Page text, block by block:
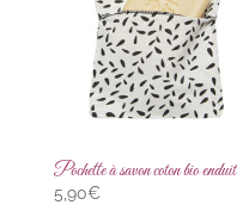
Pochette à savon coton bio enduit
5,90€